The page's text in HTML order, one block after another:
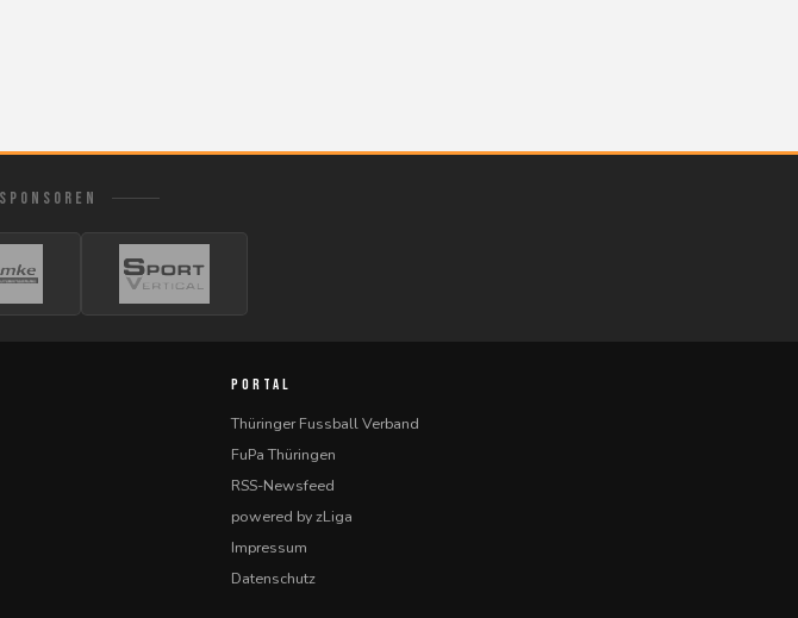
PORTAL
Thüringer Fussball Verband
FuPa Thüringen
RSS-Newsfeed
powered by zLiga
Impressum
Datenschutz